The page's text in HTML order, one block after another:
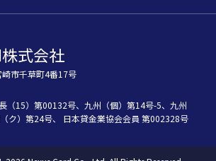
式会社
市千草町4番17号
（15）第00132号、 九州（個）第14号-5、 九州
ク）第24号、 日本貸金業協会会員 第002328号